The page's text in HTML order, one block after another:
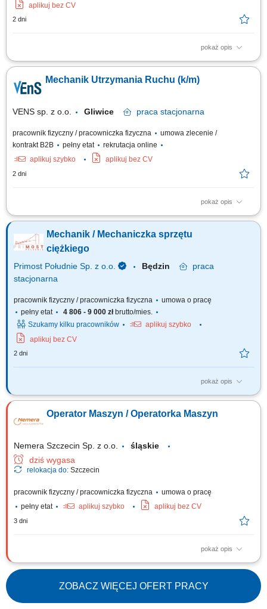
aplikuj bez CV
2 dni
pokaż opis
Zadania Utrzymanie ciągłości pracy linii produkcyjnych poprzez usuwanie
dbanie o optymalny stan techniczny urządzeń. Współdziałanie z innymi
działami w celu usprawniania procesów technicznych. Rejestrowanie
Mechanik Utrzymania Ruchu (k/m)
VENS sp. z o.o. Gliwice praca stacjonarna
pracownik fizyczny / pracowniczka fizyczna
umowa zlecenie /
kontrakt B2B
pełny etat
rekrutacja online
aplikuj szybko
aplikuj bez CV
2 dni
pokaż opis
Zapewnienie ciągłości pracy maszyn: diagnozowanie przyczyn awarii,
infrastruktury zakładowej; Nadzór techniczny nad parkiem maszynowym:
monitorowanie stanu technicznego urządzeń oraz reagowanie na
Mechanik / Mechaniczka sprzętu
ciężkiego
Primost Południe Sp. z o.o. Będzin
praca
stacjonarna
pracownik fizyczny / pracowniczka fizyczna
umowa o pracę
pełny etat
4 806 - 9 000 złbrutto/mies.
Szukamy kilku pracowników
aplikuj szybko
aplikuj bez CV
2 dni
pokaż opis
OBOWIĄZKI: Bieżące przeglądy, diagnostyka i naprawa sprzętu
Operator Maszyn / Operatorka Maszyn
Nemera Szczecin Sp. z o.o.
śląskie
dziś wygasa
relokacja do: Szczecin
pracownik fizyczny / pracowniczka fizyczna
umowa o pracę
pełny etat
aplikuj szybko aplikuj bez CV
3 dni
pokaż opis
Zadania: Ustawianie maszyn i nowoczesnych linii montażowych
wstrzykiwaczy według planu. Nadzorowanie pracy urządzeń, dbanie o
ciągłość i jakość produkcji. Udział w rozruchu automatycznych linii „state-
of-the-art” oraz próbach montażowych. Przezbrajanie maszyn i
uruchamianie...
ZOBACZ WIĘCEJ OFERT PRACY